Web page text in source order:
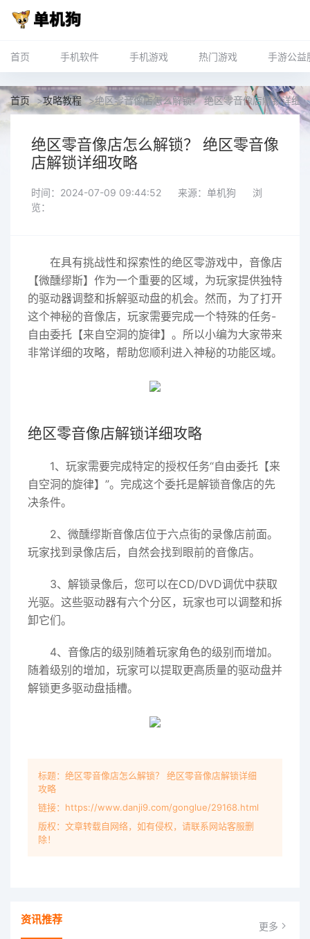
首页 手机软件 手机游戏 热门游戏 手游公益
首页 >攻略教程 >绝区零音像店怎么解锁？ 绝区零音像店解锁详细
绝区零音像店怎么解锁？ 绝区零音像
店解锁详细攻略
时间：2024-07-09 09:44:52 来源：单机狗
浏
览：
在具有挑战性和探索性的绝区零游戏中，音像店
【微醺缪斯】作为一个重要的区域，为玩家提供独特
的驱动器调整和拆解驱动盘的机会。然而，为了打开
这个神秘的音像店，玩家需要完成一个特殊的任务-
自由委托【来自空洞的旋律】。所以小编为大家带来
非常详细的攻略，帮助您顺利进入神秘的功能区域。
绝区零音像店解锁详细攻略
1、玩家需要完成特定的授权任务“自由委托【来
自空洞的旋律】”。完成这个委托是解锁音像店的先
决条件。
2、微醺缪斯音像店位于六点街的录像店前面。
玩家找到录像店后，自然会找到眼前的音像店。
3、解锁录像后，您可以在CD/DVD调优中获取
光驱。这些驱动器有六个分区，玩家也可以调整和拆
卸它们。
4、音像店的级别随着玩家角色的级别而增加。
随着级别的增加，玩家可以提取更高质量的驱动盘并
解锁更多驱动盘插槽。
标题：绝区零音像店怎么解锁？ 绝区零音像店解锁详细
攻略
链接：https://www.danji9.com/gonglue/29168.html
版权：文章转载自网络，如有侵权，请联系网站客服删
除！
资讯推荐 更多